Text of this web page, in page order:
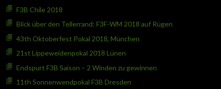
F3B Chile 2018
Blick über den Tellerrand: F3F-WM 2018 auf Rügen
43th Oktoberfest Pokal 2018, München
21st Lippeweidenpokal 2018 Lünen
Endspurt F3B Saison – 2 Winden zu gewinnen
11th Sonnenwendpokal F3B Dresden